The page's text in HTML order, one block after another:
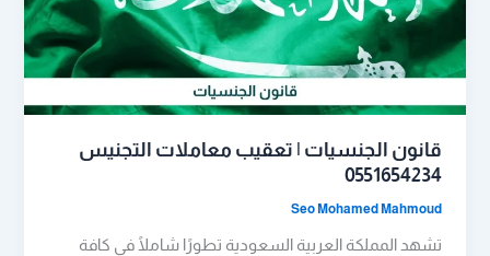
قانون الجنسيات | تعقيب معاملات التجنيس
0551654234
Seo Mohamed Mahmoud
تشهد المملكة العربية السعودية تطورًا شاملًا في كافة